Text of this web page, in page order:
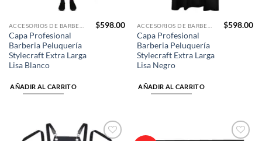
Capa Profesional
Barberia Peluquería
Stylecraft Extra Larga
Lisa Blanco
$598.00
AÑADIR AL CARRITO
Capa Profesional
Barberia Peluquería
Stylecraft Extra Larga
Lisa Negro
$598.00
AÑADIR AL CARRITO